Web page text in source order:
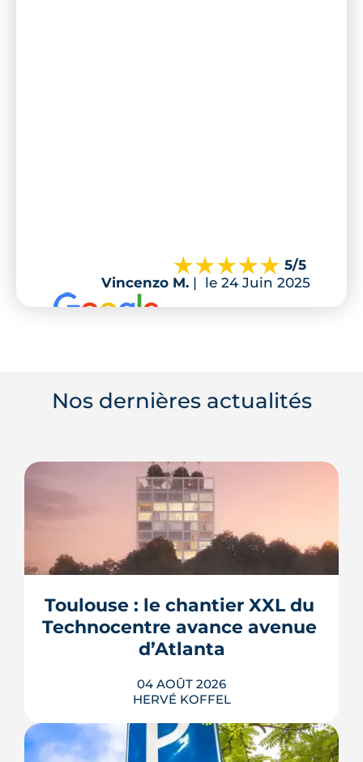
5/5
Vincenzo M. | le 24 Juin 2025
Nos dernières actualités
Toulouse : le chantier XXL du
Technocentre avance avenue
d’Atlanta
04 AOÛT 2026
HERVÉ KOFFEL